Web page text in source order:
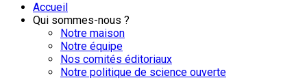
Accueil
Qui sommes-nous ?
Notre maison
Notre équipe
Nos comités éditoriaux
Notre politique de science ouverte